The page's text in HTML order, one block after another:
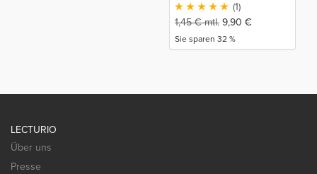
(1)
1,45€mtl. 9,90 €
Sie sparen 32 %
LECTURIO
Über uns
Presse